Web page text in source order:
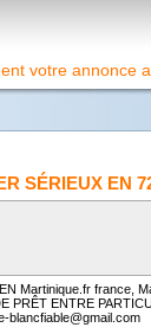
votre annonce
SÉRIEUX EN
Martinique.fr france,
PRÊT ENTRE
blancfiable@gmail.com